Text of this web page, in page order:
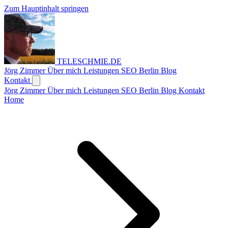
Zum Hauptinhalt springen
TELESCHMIE.DE
Jörg ZimmerÜber mich Leistungen SEO Berlin Blog
Kontakt
Jörg ZimmerÜber mich Leistungen SEO Berlin Blog Kontakt
Home